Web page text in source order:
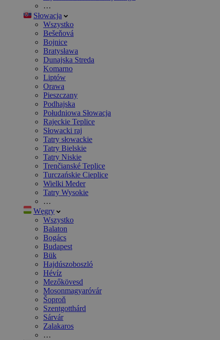
…
Słowacja
Wszystko
Bešeňová
Bojnice
Bratysława
Dunajska Streda
Komarno
Liptów
Orawa
Pieszczany
Podhajska
Południowa Słowacja
Rajeckie Teplice
Słowacki raj
Tatry słowackie
Tatry Bielskie
Tatry Niskie
Trenčianské Teplice
Turczańskie Cieplice
Wielki Meder
Tatry Wysokie
…
Węgry
Wszystko
Balaton
Bogács
Budapest
Bük
Hajdúszoboszló
Hévíz
Mezőkövesd
Mosonmagyaróvár
Šoproň
Szentgotthárd
Sárvár
Zalakaros
…